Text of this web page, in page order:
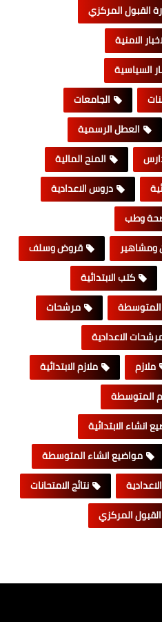
القبول المركزي
الامنية
السياسية
الجامعات
العطل الرسمية
المنح المالية
دروس الاعدادية
وطب
ومشاهير
قروض وسلف
كتب الابتدائية
مرشحات
الاعدادية
ملازم
ملازم الابتدائية
المتوسطة
انشاء الابتدائية
مواضيع انشاء المتوسطة
نتائج الامتحانات
القبول المركزي